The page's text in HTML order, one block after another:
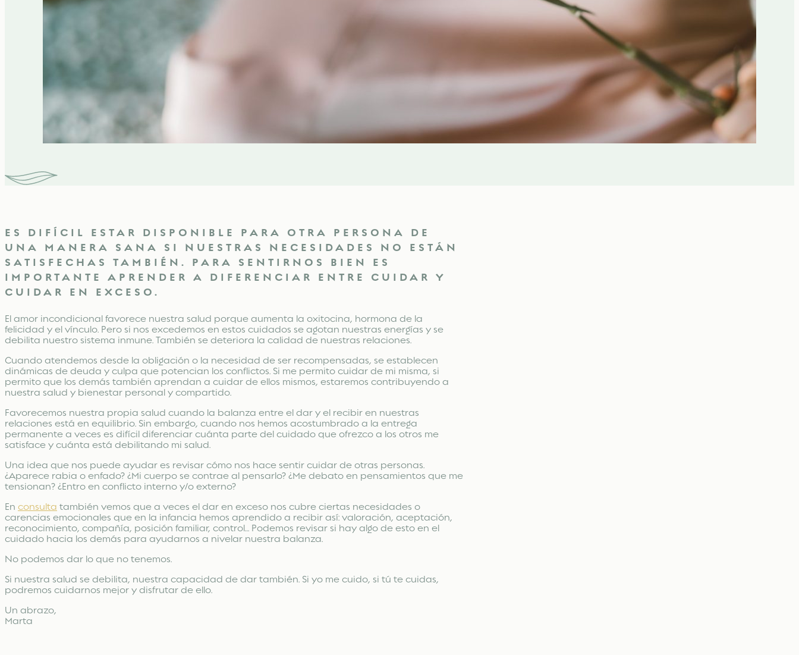
ES DIFÍCIL ESTAR DISPONIBLE PARA OTRA PERSONA DE
UNA MANERA SANA SI NUESTRAS NECESIDADES NO ESTÁN
SATISFECHAS TAMBIÉN. PARA SENTIRNOS BIEN ES
IMPORTANTE APRENDER A DIFERENCIAR ENTRE CUIDAR Y
CUIDAR EN EXCESO.
El amor incondicional favorece nuestra salud porque aumenta la oxitocina, hormona de la
felicidad y el vínculo. Pero si nos excedemos en estos cuidados se agotan nuestras energías y se
debilita nuestro sistema inmune. También se deteriora la calidad de nuestras relaciones.
Cuando atendemos desde la obligación o la necesidad de ser recompensadas, se establecen
dinámicas de deuda y culpa que potencian los conflictos. Si me permito cuidar de mi misma, si
permito que los demás también aprendan a cuidar de ellos mismos, estaremos contribuyendo a
nuestra salud y bienestar personal y compartido.
Favorecemos nuestra propia salud cuando la balanza entre el dar y el recibir en nuestras
relaciones está en equilibrio. Sin embargo, cuando nos hemos acostumbrado a la entrega
permanente a veces es difícil diferenciar cuánta parte del cuidado que ofrezco a los otros me
satisface y cuánta está debilitando mi salud.
Una idea que nos puede ayudar es revisar cómo nos hace sentir cuidar de otras personas.
¿Aparece rabia o enfado? ¿Mi cuerpo se contrae al pensarlo? ¿Me debato en pensamientos que me
tensionan? ¿Entro en conflicto interno y/o externo?
En consulta también vemos que a veces el dar en exceso nos cubre ciertas necesidades o
carencias emocionales que en la infancia hemos aprendido a recibir así: valoración, aceptación,
reconocimiento, compañía, posición familiar, control… Podemos revisar si hay algo de esto en el
cuidado hacia los demás para ayudarnos a nivelar nuestra balanza.
No podemos dar lo que no tenemos.
Si nuestra salud se debilita, nuestra capacidad de dar también. Si yo me cuido, si tú te cuidas,
podremos cuidarnos mejor y disfrutar de ello.
Un abrazo,
Marta